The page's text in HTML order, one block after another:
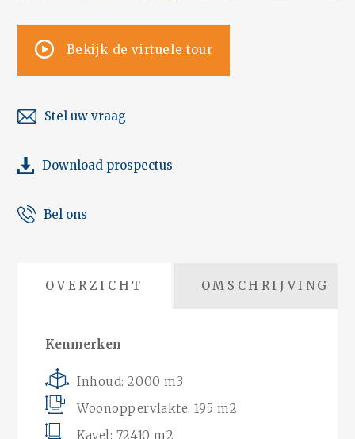
Bekijk de virtuele tour
Stel uw vraag
Download prospectus
Bel ons
OVERZICHT OMSCHRIJVING
Kenmerken
Inhoud: 2000 m3
Woonoppervlakte: 195 m2
Kavel: 72410 m2